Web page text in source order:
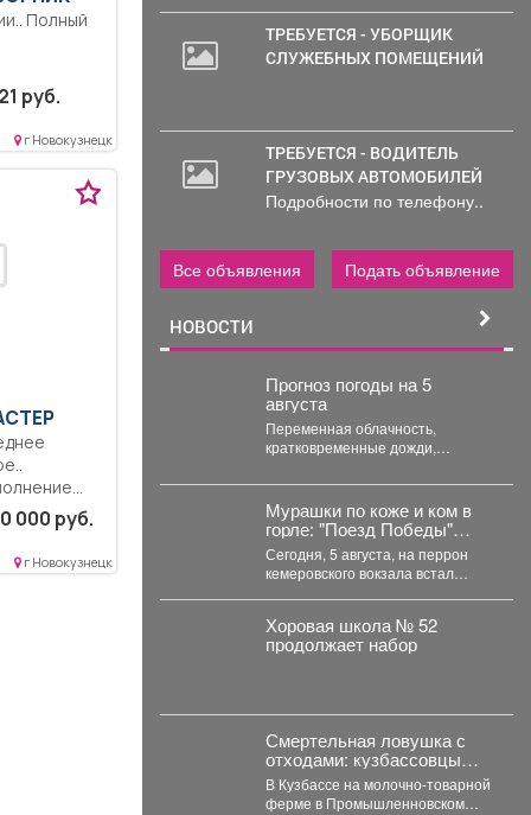
Полный
руб.
г Новокузнецк
000 руб.
г Новокузнецк
ТРЕБУЕТСЯ - УБОРЩИК
СЛУЖЕБНЫХ ПОМЕЩЕНИЙ
ТРЕБУЕТСЯ - ВОДИТЕЛЬ
ГРУЗОВЫХ АВТОМОБИЛЕЙ
Подробности по телефону..
Все объявления Подать объявление
НОВОСТИ
Прогноз погоды на 5
августа
Переменная облачность,
кратковременные дожди,
Ветер юго-западный 4-9 м/с,
порывы до 18...
Мурашки по коже и ком в
горле: "Поезд Победы"
приехал в Кемерово
Сегодня, 5 августа, на перрон
кемеровского вокзала встал
Хоровая школа № 52
продолжает набор
Смертельная ловушка с
отходами: кузбассовцы
погибли в навозном
котловане
В Кузбассе на молочно-товарной
ферме в Промышленновском